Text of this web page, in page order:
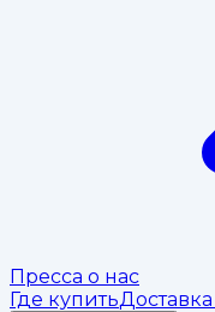
Пресса о нас
Где купить